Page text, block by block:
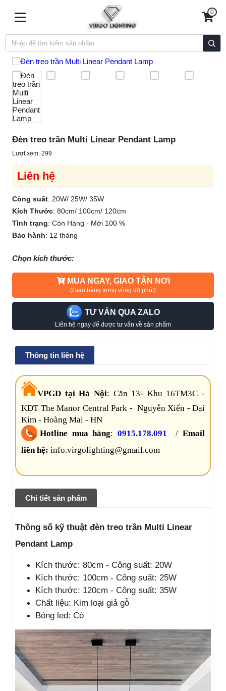
0
Đèn treo trần Multi Linear Pendant Lamp
Lượt xem: 299
Liên hệ
Công suất: 20W/ 25W/ 35W
Kích Thước: 80cm/ 100cm/ 120cm
Tình trạng: Còn Hàng - Mới 100 %
Bảo hành: 12 tháng
Chọn kích thước:
MUA NGAY, GIAO TẬN NƠI
(Giao hàng trong vòng 90 phút)
TƯ VẤN QUA ZALO
Liên hệ ngay để được tư vấn về sản phẩm
Thông tin liên hệ
VPGD tại Hà Nội: Căn 13- Khu 16TM3C -
KĐT The Manor Central Park - Nguyễn Xiển - Đại
Kim - Hoàng Mai - HN
Hotline mua hàng:0915.178.091 /Email
liên hệ: info.virgolighting@gmail.com
Chi tiết sản phẩm
Thông số kỹ thuật đèn treo trần Multi Linear
Pendant Lamp
Kích thước: 80cm - Công suất: 20W
Kích thước: 100cm - Công suất: 25W
Kích thước: 120cm - Công suất: 35W
Chất liệu: Kim loại giả gỗ
Bóng led: Có